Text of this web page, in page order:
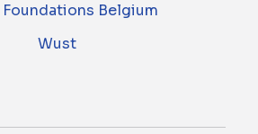
Foundations Belgium
Wust